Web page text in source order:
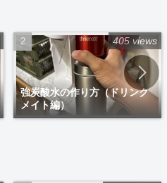
強炭酸水の作り方（ドリンク
メイト編）
405 views